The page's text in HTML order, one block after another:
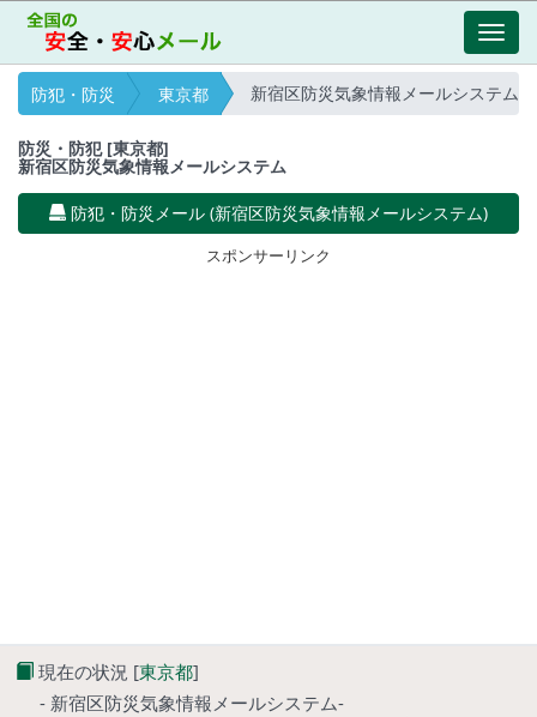
防犯・防災
東京都 新宿区防災気象情報メールシステム
防災・防犯 [東京都]
新宿区防災気象情報メールシステム
防犯・防災メール (新宿区防災気象情報メールシステム)
スポンサーリンク
現在の状況 [東京都]
- 新宿区防災気象情報メールシステム-